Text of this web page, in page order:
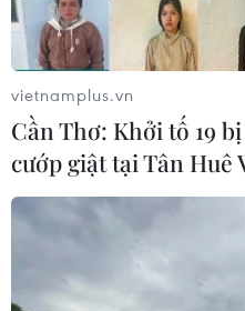
vietnamplus.vn
Cần Thơ: Khởi tố 19
cướp giật tại Tân Huê